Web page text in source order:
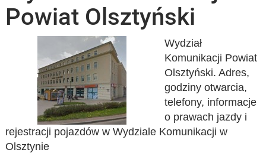
Powiat Olsztyński
Wydział
Komunikacji Powiat
Olsztyński. Adres,
godziny otwarcia,
telefony, informacje
o prawach jazdy i
rejestracji pojazdów w Wydziale Komunikacji w
Olsztynie